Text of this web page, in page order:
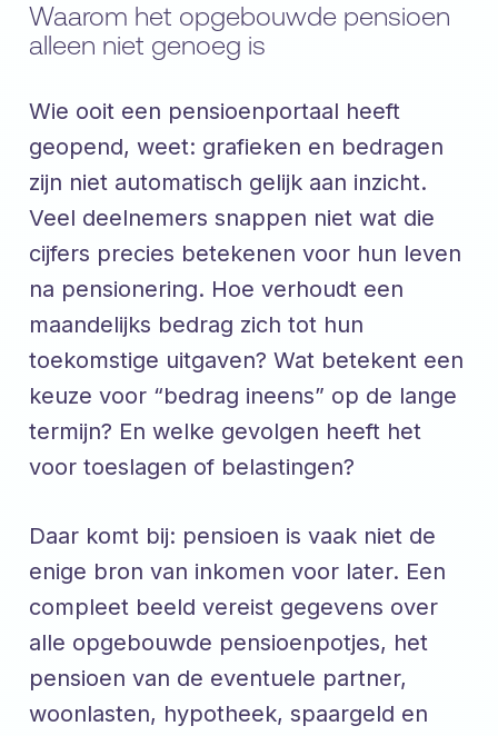
Waarom het opgebouwde pensioen
alleen niet genoeg is
Wie ooit een pensioenportaal heeft
geopend, weet: grafieken en bedragen
zijn niet automatisch gelijk aan inzicht.
Veel deelnemers snappen niet wat die
cijfers precies betekenen voor hun leven
na pensionering. Hoe verhoudt een
maandelijks bedrag zich tot hun
toekomstige uitgaven? Wat betekent een
keuze voor “bedrag ineens” op de lange
termijn? En welke gevolgen heeft het
voor toeslagen of belastingen?
Daar komt bij: pensioen is vaak niet de
enige bron van inkomen voor later. Een
compleet beeld vereist gegevens over
alle opgebouwde pensioenpotjes, het
pensioen van de eventuele partner,
woonlasten, hypotheek, spaargeld en